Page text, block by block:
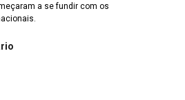
a se fundir com os